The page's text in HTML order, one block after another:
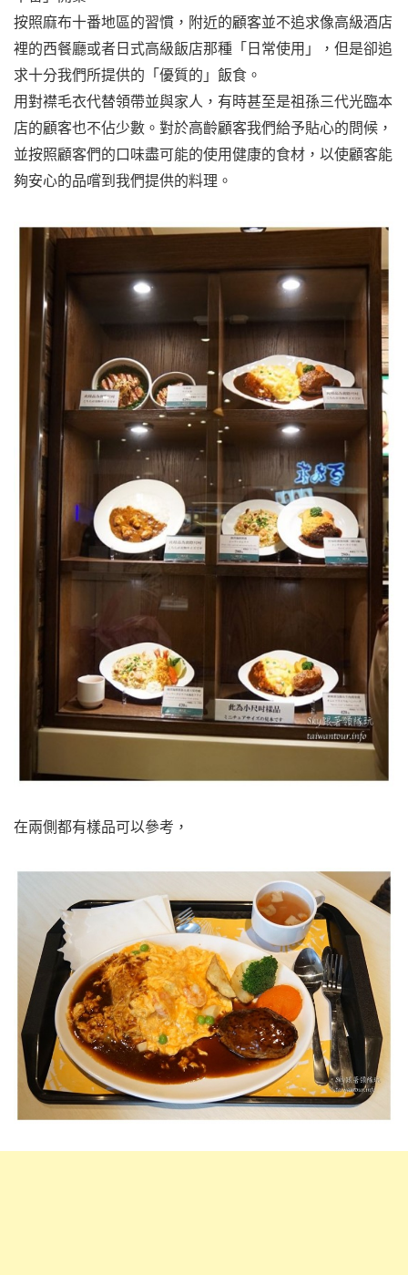
按照麻布十番地區的習慣，附近的顧客並不追求像高級酒店
​​裡的西餐廳或者日式高級飯店那種「日常使用」，但是卻追
求十分我們所提供的「優質的」飯食。
用對襟毛衣代替領帶並與家人，有時甚至是祖孫三代光臨本
店的顧客也不佔少數。對於高齡顧客我們給予貼心的問候，
並按照顧客們的口味盡可能的使用健康的食材，以使顧客能
夠安心的品嚐到我們提供的料理。
在兩側都有樣品可以參考，